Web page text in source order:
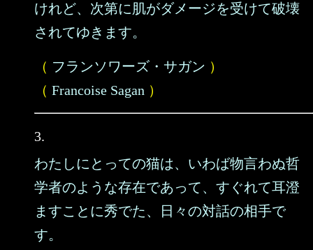
けれど、次第に肌がダメージを受けて破壊
されてゆきます。
（ フランソワーズ・サガン ）
（ Francoise Sagan ）
3.
わたしにとっての猫は、いわば物言わぬ哲
学者のような存在であって、すぐれて耳澄
ますことに秀でた、日々の対話の相手で
す。